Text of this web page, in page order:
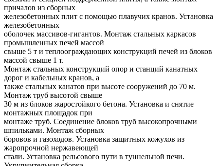
причалов из сборных
железобетонных плит с помощью плавучих кранов. Установка
железобетонных
оболочек массивов-гигантов. Монтаж стальных каркасов
промышленных печей массой
свыше 5 т и теплоограждающих конструкций печей из блоков
массой свыше 1 т.
Монтаж стальных конструкций опор и станций канатных
дорог и кабельных кранов, а
также стальных канатов при высоте сооружений до 70 м.
Монтаж труб высотой свыше
30 м из блоков жаростойкого бетона. Установка и снятие
монтажных площадок при
монтаже труб. Соединение блоков труб высокопрочными
шпильками. Монтаж сборных
боровов и газоходов. Установка защитных кожухов из
жаропрочной нержавеющей
стали. Установка рельсового пути в туннельной печи.